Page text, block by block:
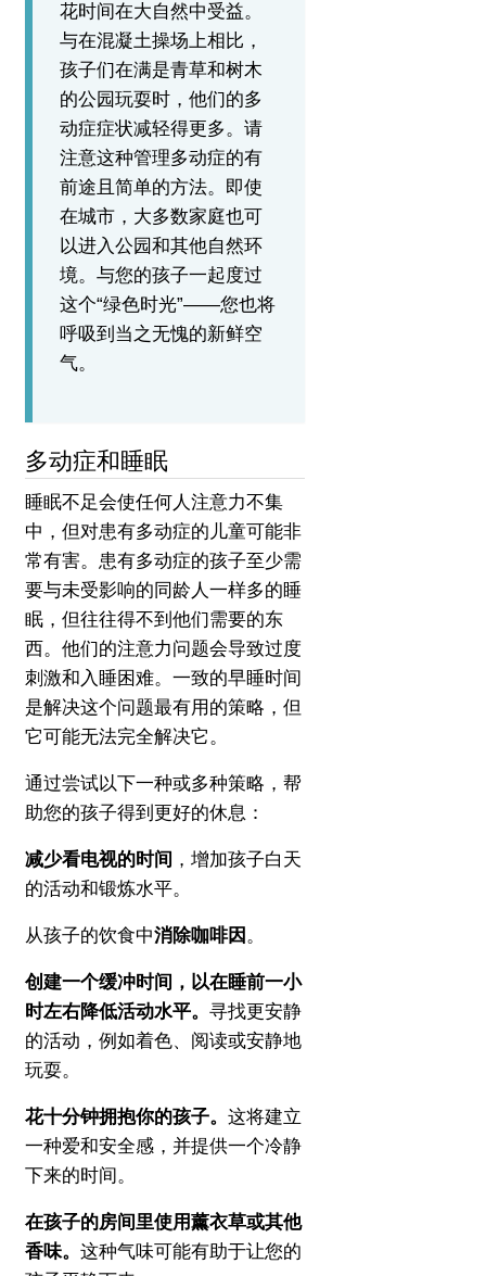
花时间在大自然中受益。
与在混凝土操场上相比，
孩子们在满是青草和树木
的公园玩耍时，他们的多
动症症状减轻得更多。 请
注意这种管理多动症的有
前途且简单的方法。 即使
在城市，大多数家庭也可
以进入公园和其他自然环
境。 与您的孩子一起度过
这个“绿色时光”——您也将
呼吸到当之无愧的新鲜空
气。
多动症和睡眠
睡眠不足会使任何人注意力不集
中，但对患有多动症的儿童可能非
常有害。 患有多动症的孩子至少需
要与未受影响的同龄人一样多的睡
眠，但往往得不到他们需要的东
西。 他们的注意力问题会导致过度
刺激和入睡困难。 一致的早睡时间
是解决这个问题最有用的策略，但
它可能无法完全解决它。
通过尝试以下一种或多种策略，帮
助您的孩子得到更好的休息：
减少看电视的时间 ，增加孩子白天
的活动和锻炼水平。
从孩子的饮食中消除咖啡因 。
创建一个缓冲时间，以在睡前一小
时左右降低活动水平。 寻找更安静
的活动，例如着色、阅读或安静地
玩耍。
花十分钟拥抱你的孩子。 这将建立
一种爱和安全感，并提供一个冷静
下来的时间。
在孩子的房间里使用薰衣草或其他
香味。 这种气味可能有助于让您的